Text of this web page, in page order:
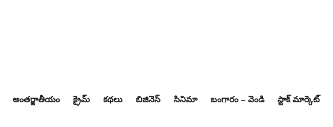
అంతర్జాతీయం క్రైమ్ కథలు బిజినెస్‌ సినిమా బంగారం – వెండి స్టాక్ మార్కెట్